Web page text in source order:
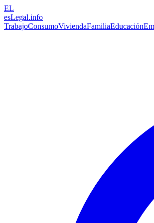
EL
esLegal.info
TrabajoConsumoViviendaFamiliaEducación